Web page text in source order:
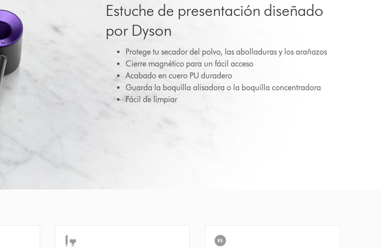
Estuche de presentación diseñado
por Dyson
Protege tu secador del polvo, las abolladuras y los arañazos
Cierre magnético para un fácil acceso
Acabado en cuero PU duradero
Guarda la boquilla alisadora o la boquilla concentradora
Fácil de limpiar